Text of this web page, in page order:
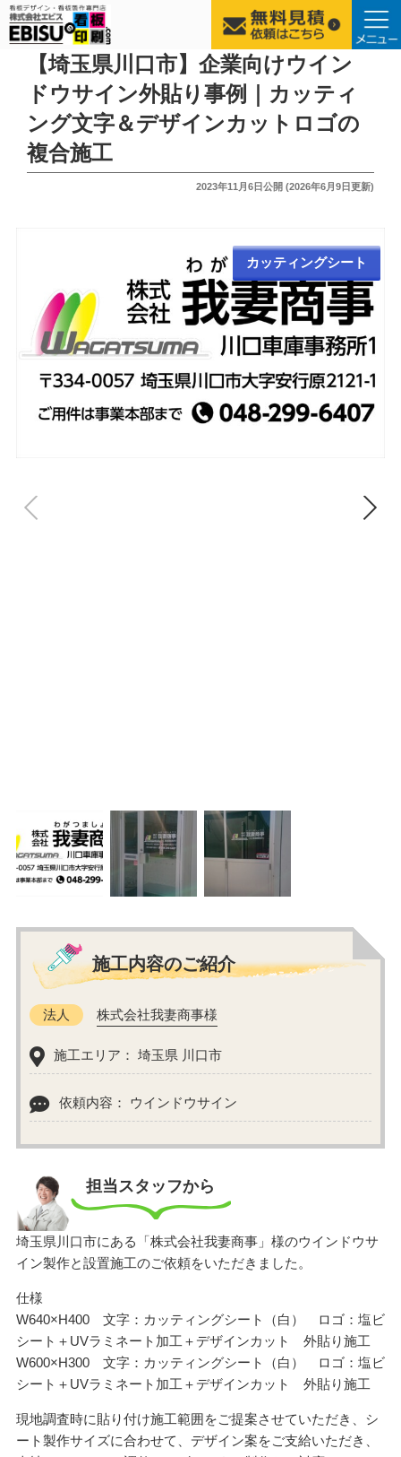
【埼玉県川口市】企業向けウイン
ドウサイン外貼り事例｜カッティ
ング文字＆デザインカットロゴの
複合施工
投
2023年11月6日公開 (2026年6月9日更新)
カッティングシート
施工内容のご紹介
法人 株式会社我妻商事様
施工エリア： 埼玉県 川口市
依頼内容： ウインドウサイン
担当スタッフから
埼玉県川口市にある「株式会社我妻商事」様のウインドウサ
イン製作と設置施工のご依頼をいただきました。
仕様
W640×H400 文字：カッティングシート（白） ロゴ：塩ビ
シート＋UVラミネート加工＋デザインカット 外貼り施工
W600×H300 文字：カッティングシート（白） ロゴ：塩ビ
シート＋UVラミネート加工＋デザインカット 外貼り施工
現地調査時に貼り付け施工範囲をご提案させていただき、シ
ート製作サイズに合わせて、デザイン案をご支給いただき、